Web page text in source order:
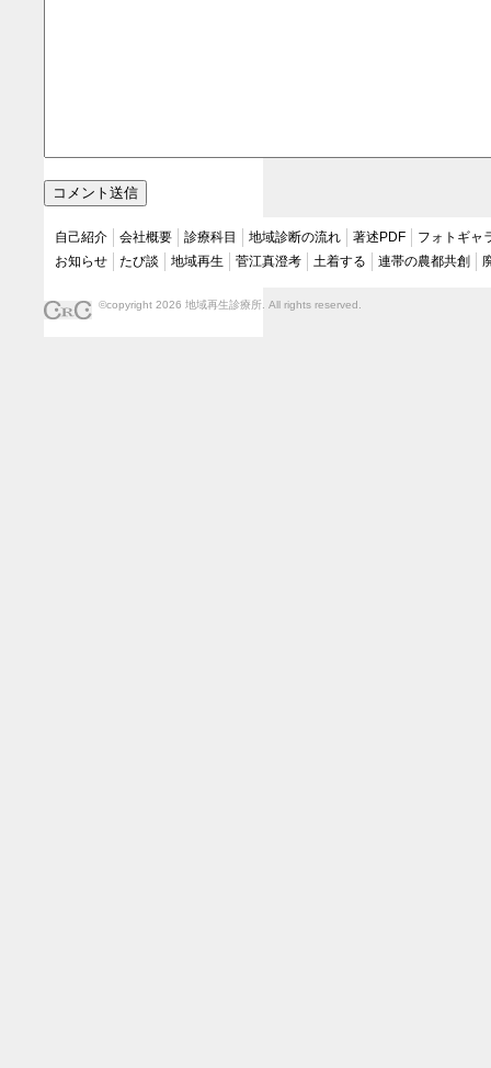
自己紹介 会社概要 診療科目 地域診断の流れ 著述PDF
フォトギャ
お知らせ
たび談 地域再生 菅江真澄考 土着する 連帯の農都共創
©copyright 2026 地域再生診療所. All rights reserved.